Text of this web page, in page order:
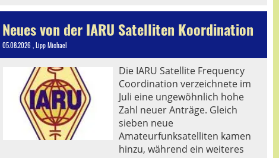
Neues von der IARU Satelliten Koordination
05.08.2026 , Lipp Michael
Die IARU Satellite Frequency
Coordination verzeichnete im
Juli eine ungewöhnlich hohe
Zahl neuer Anträge. Gleich
sieben neue
Amateurfunksatelliten kamen
hinzu, während ein weiteres